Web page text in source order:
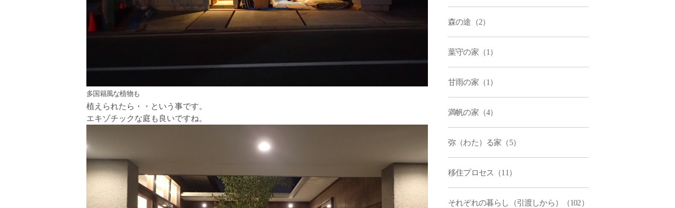
多国籍風な植物も
植えられたら・・という事です。
エキゾチックな庭も良いですね。
森の途（2）
葉守の家（1）
甘雨の家（1）
満帆の家（4）
弥（わた）る家（5）
移住プロセス（11）
それぞれの暮らし（引渡しから）（102）